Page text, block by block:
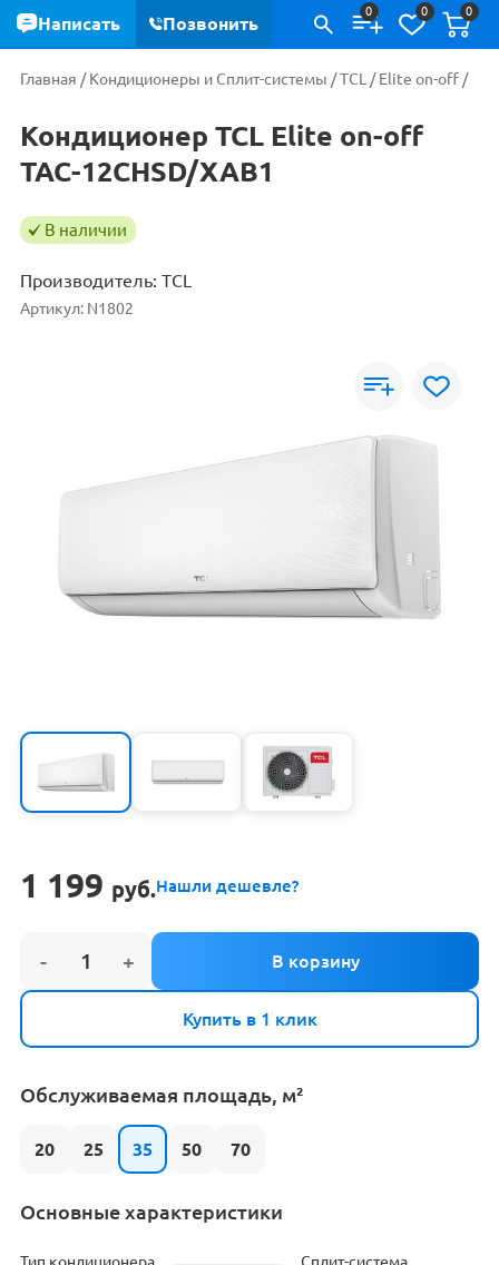
0 0 0
Главная /Кондиционеры и Сплит-системы /TCL /Elite on-off /
Кондиционер TCL Elite on-off
TAC-12CHSD/XAB1
В наличии
Производитель:TCL
Артикул: N1802
1 199 руб.Нашли дешевле?
Купить в 1 клик
Обслуживаемая площадь, м²
20 25 35 50 70
Основные характеристики
Написать Позвонить